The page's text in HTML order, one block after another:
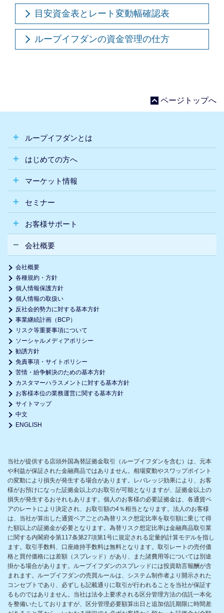
目安資金表とレート変動幅確認表
ループイフダンの資金管理の仕方
ページトップへ
ループイフダンとは
はじめての方へ
マーケット情報
セミナー
お客様サポート
会社概要
会社概要
各種規約・方針
個人情報保護方針
個人情報の取扱い
反社会的勢力に対する基本方針
事業継続計画（BCP）
リスク等重要事項について
ソーシャルメディアポリシー
勧誘方針
免責事項・サイトポリシー
苦情・紛争解決のための基本方針
カスタマーハラスメントに対する基本方針
お客様本位の業務運営に関する基本方針
サイトマップ
中文
ENGLISH
当社が提供する店頭外国為替証拠金取引（ループイフダンを含む）は、元本
や利益が保証された金融商品ではありません。相場変動やスワップポイント
の変動により損失が発生する場合があります。レバレッジ効果により、お客
様がお預けになった証拠金以上のお取引が可能となりますが、証拠金以上の
損失が発生するおそれもあります。個人のお客様の必要証拠金は、各通貨ペ
アのレートにより決定され、お取引額の4％相当となります。法人のお客様
は、当社が算出した通貨ペアごとの為替リスク想定比率を取引額に乗じて得
た額以上の証拠金が必要となります。為替リスク想定比率は金融商品取引業
に関する内閣府令第117条第27項第1号に規定される定量的計算モデルを指し
ます。取引手数料、口座維持手数料は無料となります。取引レートの売付価
格と買付価格には差額（スプレッド）があり、また諸費用等については別途
掛かる場合があります。ループイフダンのスプレッドには投資助言報酬が含
まれます。ループイフダンの売買ルールは、システム制作者より開示された
コンセプトであり、必ずしも記載通りに取引が行われることを当社が保証す
るものではありません。当社は法令上要求される区分管理方法の信託一本化
を整備いたしておりますが、区分管理必要額算出日と追加信託期限に時間差